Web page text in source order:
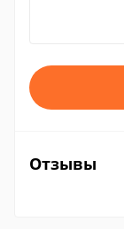
Отзывы